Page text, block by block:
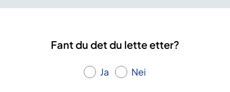
Fant du det du lette etter?
Ja Nei